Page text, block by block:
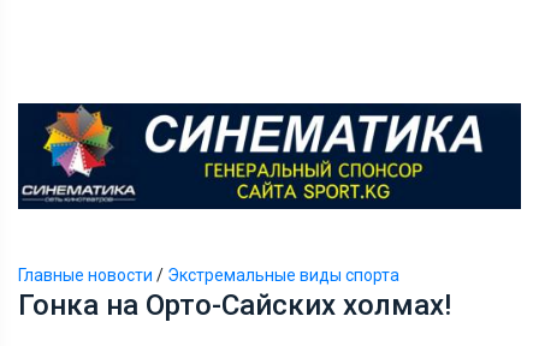
Главные новости / Экстремальные виды спорта
Гонка на Орто-Сайских холмах!